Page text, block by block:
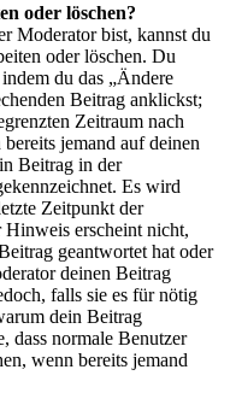
oder löschen?
Moderator bist, kannst du
oder löschen. Du
du das „Ändere
Beitrag anklickst;
Zeitraum nach
jemand auf deinen
Beitrag in der
Es wird
Zeitpunkt der
Hinweis erscheint nicht,
geantwortet hat oder
deinen Beitrag
falls sie es für nötig
dein Beitrag
dass normale Benutzer
wenn bereits jemand